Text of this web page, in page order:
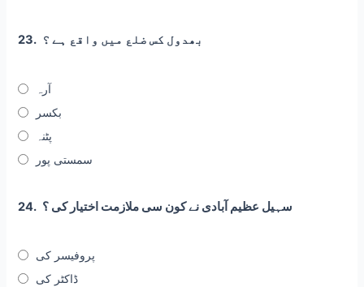
23. بھدول کس ضلع میں واقع ہے ؟
آرہ
بکسر
پٹنہ
سمستی پور
24. سہیل عظیم آبادی نے کون سی ملازمت اختیار کی ؟
پروفیسر کی
ڈاکٹر کی